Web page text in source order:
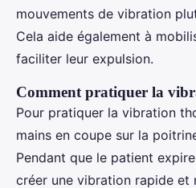
mouvements de vibration
Cela aide également à
faciliter leur expulsion.
Comment pratiquer la
Pour pratiquer la vibration
mains en coupe sur la
Pendant que le patient
créer une vibration rapide et